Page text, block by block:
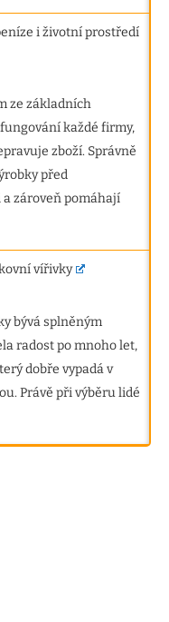
i životní prostředí
ze základních
každé firmy,
zboží. Správně
před
zároveň pomáhají
vířivky
bývá splněným
radost po mnoho let,
dobře vypadá v
Právě při výběru lidé